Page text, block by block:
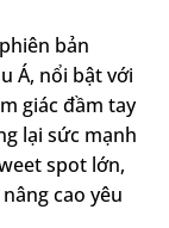
bản
Á, nổi bật với
giác đầm tay
lại sức mạnh
spot lớn,
cao yêu